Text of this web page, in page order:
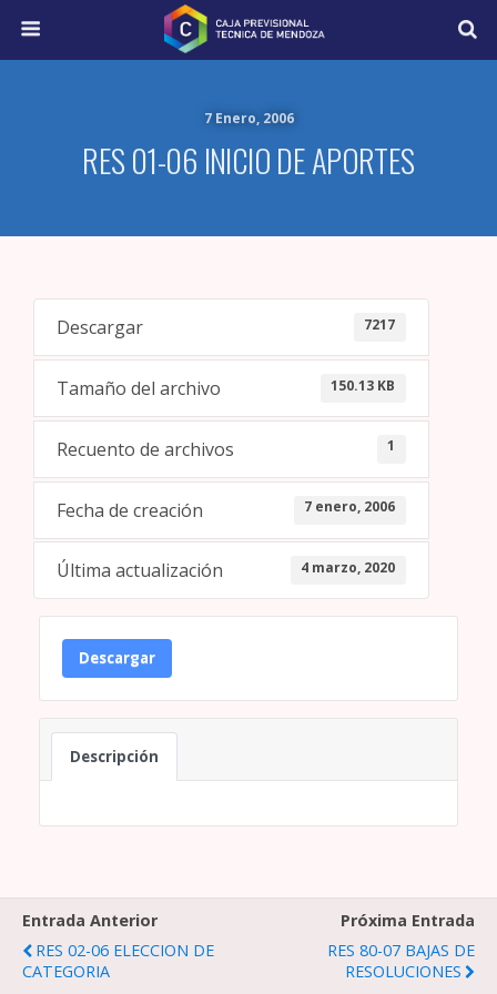
7 Enero, 2006
RES 01-06 INICIO DE APORTES
Descargar 7217
Tamaño del archivo 150.13 KB
Recuento de archivos 1
Fecha de creación 7 enero, 2006
Última actualización 4 marzo, 2020
Descargar
Descripción
Entrada Anterior
RES 02-06 ELECCION DE
CATEGORIA
Próxima Entrada
RES 80-07 BAJAS DE
RESOLUCIONES